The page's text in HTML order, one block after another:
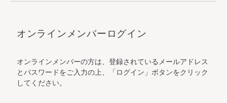
オンラインメンバーログイン
オンラインメンバーの方は、登録されているメールアドレス
とパスワードをご入力の上、「ログイン」ボタンをクリック
してください。